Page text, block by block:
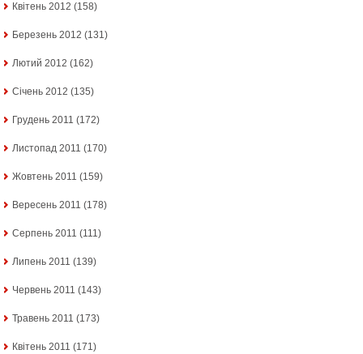
Квітень 2012 (158)
Березень 2012 (131)
Лютий 2012 (162)
Січень 2012 (135)
Грудень 2011 (172)
Листопад 2011 (170)
Жовтень 2011 (159)
Вересень 2011 (178)
Серпень 2011 (111)
Липень 2011 (139)
Червень 2011 (143)
Травень 2011 (173)
Квітень 2011 (171)